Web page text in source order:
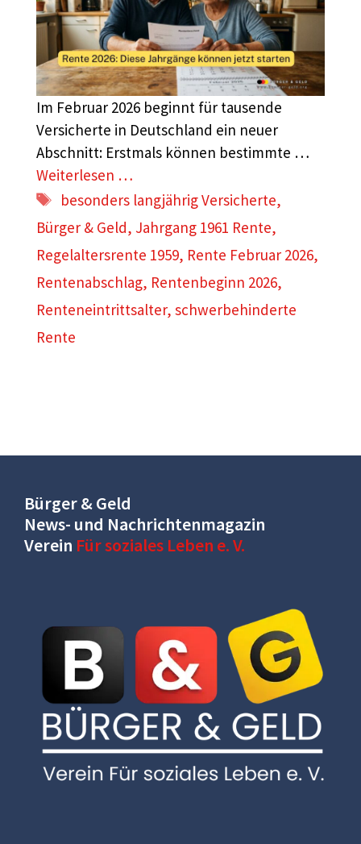
Im Februar 2026 beginnt für tausende
Versicherte in Deutschland ein neuer
Abschnitt: Erstmals können bestimmte …
Weiterlesen …
Schlagwörter
besonders langjährig Versicherte,
Bürger & Geld, Jahrgang 1961 Rente,
Regelaltersrente 1959, Rente Februar 2026,
Rentenabschlag, Rentenbeginn 2026,
Renteneintrittsalter, schwerbehinderte
Rente
Bürger & Geld
News- und Nachrichtenmagazin
Verein Für soziales Leben e. V.